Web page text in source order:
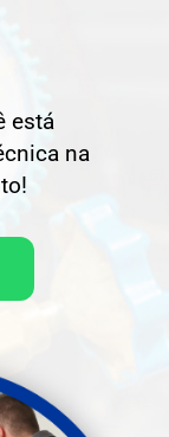
está
na